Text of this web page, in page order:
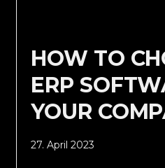
HOW TO
ERP
YOUR
27. April 2023